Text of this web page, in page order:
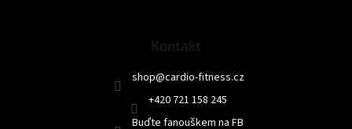
Kontakt
shop@cardio-fitness.cz
+420 721 158 245
Buďte fanouškem na FB